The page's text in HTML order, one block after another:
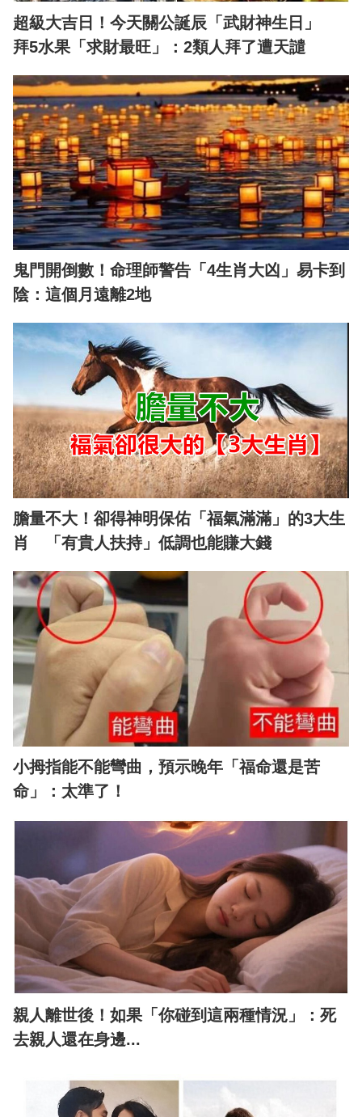
超級大吉日！今天關公誕辰「武財神生日」
拜5水果「求財最旺」：2類人拜了遭天譴
鬼門開倒數！命理師警告「4生肖大凶」易卡到
陰：這個月遠離2地
膽量不大！卻得神明保佑「福氣滿滿」的3大生
肖 「有貴人扶持」低調也能賺大錢
小拇指能不能彎曲，預示晚年「福命還是苦
命」：太準了！
親人離世後！如果「你碰到這兩種情況」：死
去親人還在身邊...